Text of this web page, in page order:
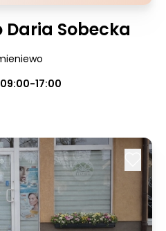
Sobecka
09:00-17:00